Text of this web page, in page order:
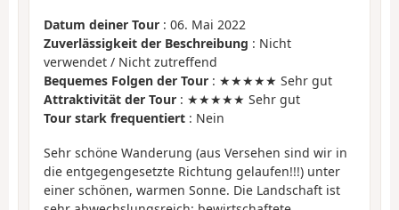
Datum deiner Tour : 06. Mai 2022
Zuverlässigkeit der Beschreibung : Nicht
verwendet / Nicht zutreffend
Bequemes Folgen der Tour : ★★★★★ Sehr gut
Attraktivität der Tour : ★★★★★ Sehr gut
Tour stark frequentiert : Nein
Sehr schöne Wanderung (aus Versehen sind wir in
die entgegengesetzte Richtung gelaufen!!!) unter
einer schönen, warmen Sonne. Die Landschaft ist